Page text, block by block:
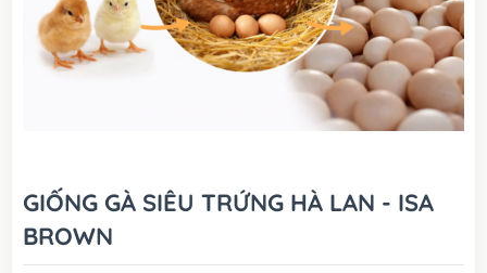
GIỐNG GÀ SIÊU TRỨNG HÀ LAN - ISA
BROWN